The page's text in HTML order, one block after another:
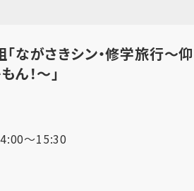
がさきシン・修学旅行～仰
ん！～」
～15:30